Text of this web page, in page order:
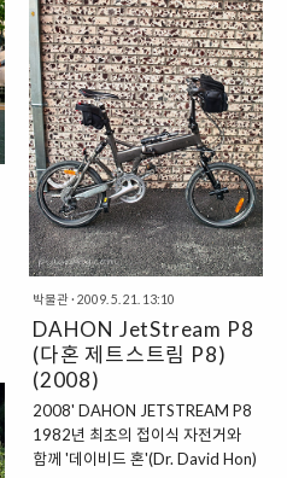
게 접히는 폴딩은 이 미니벨로의 이
색적인 모습이다. 컴팩트하게 접어
서 대중교통과의 연계도 아주 편리
하고 보관까지 용이하다. 거기다 예
쁘고 귀여운 외관으로 스트라이다
를 타고 거리를 다니면 많은 이들이
"자전거가 예쁘네요~" "얼마예요?"
"신기하다"라는 말을 듣는 것은 스
트라이다를 타는 사람들의 보너스
적인 요소이자 프라이드다. 최근에
는 스트라이다의 대중화와 유사 상
품이 즐비하여 이와 같은 일은 줄고
박물관· 2009. 5. 21. 13:10
DAHON JetStream P8
(다혼 제트스트림 P8)
(2008)
2008' DAHON JETSTREAM P8
1982년 최초의 접이식 자전거와
함께 '데이비드 혼'(Dr. David Hon)